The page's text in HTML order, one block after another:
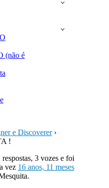
(não é
e Discoverer ›
!
3 vozes e foi
vez 16 anos, 11 meses